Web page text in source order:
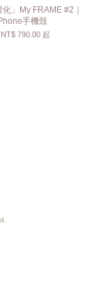
化」My FRAME #2｜
手機殼
NT$ 790.00 起